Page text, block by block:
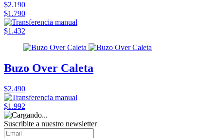
$2.190
$1.790
$1.432
Buzo Over Caleta
$2.490
$1.992
Suscribite a nuestro newsletter